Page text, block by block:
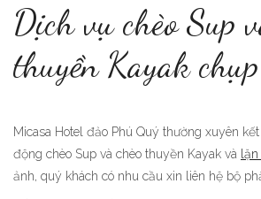
Dịch vụ chèo Sup
thuyền Kayak
Micasa Hotel đảo Phú Quý thường xuyên
động chèo Sup và chèo thuyền Kayak và
ảnh, quý khách có nhu cầu xin liên hệ bộ